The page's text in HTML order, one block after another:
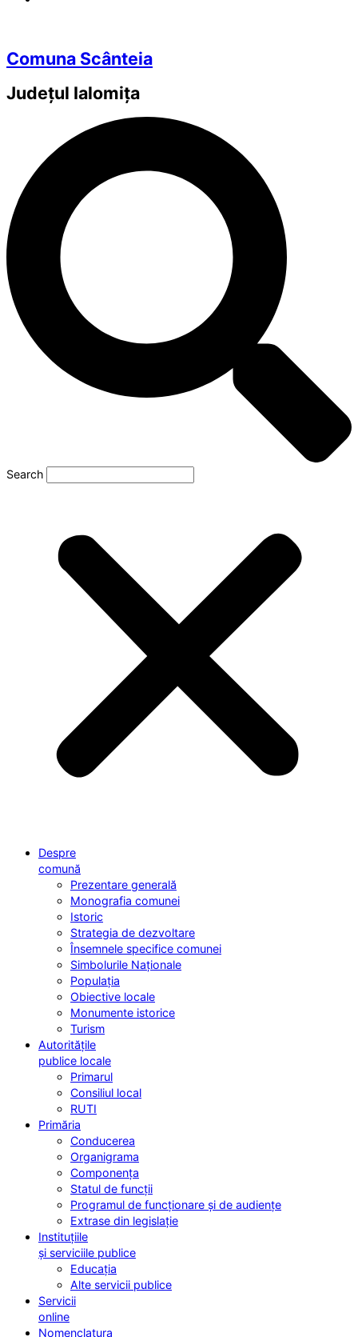
Comuna Scânteia
Județul Ialomița
Search
Despre
comună
Prezentare generală
Monografia comunei
Istoric
Strategia de dezvoltare
Însemnele specifice comunei
Simbolurile Naționale
Populația
Obiective locale
Monumente istorice
Turism
Autoritățile
publice locale
Primarul
Consiliul local
RUTI
Primăria
Conducerea
Organigrama
Componența
Statul de funcții
Programul de funcționare și de audiențe
Extrase din legislație
Instituțiile
și serviciile publice
Educația
Alte servicii publice
Servicii
online
Nomenclatura